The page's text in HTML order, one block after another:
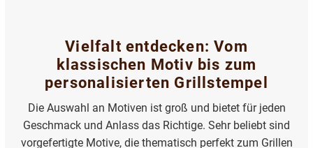
Vielfalt entdecken: Vom
klassischen Motiv bis zum
personalisierten Grillstempel
Die Auswahl an Motiven ist groß und bietet für jeden
Geschmack und Anlass das Richtige. Sehr beliebt sind
vorgefertigte Motive, die thematisch perfekt zum Grillen